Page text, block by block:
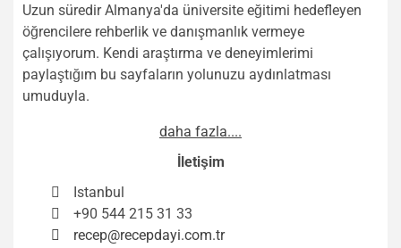
Uzun süredir Almanya'da üniversite eğitimi hedefleyen
öğrencilere rehberlik ve danışmanlık vermeye
çalışıyorum. Kendi araştırma ve deneyimlerimi
paylaştığım bu sayfaların yolunuzu aydınlatması
umuduyla.
daha fazla....
İletişim
Istanbul
+90 544 215 31 33
recep@recepdayi.com.tr